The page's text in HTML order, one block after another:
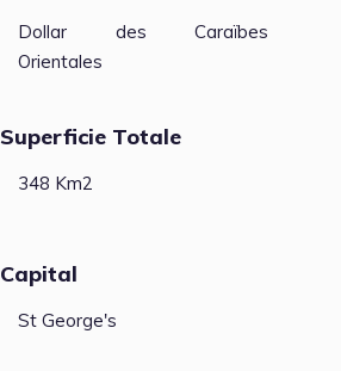
Dollar des Caraïbes
Orientales
Superficie Totale
348 Km2
Capital
St George's